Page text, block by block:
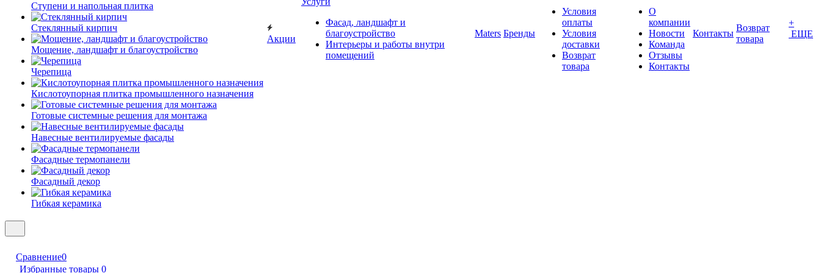
Ступени и напольная плитка
Cтеклянный кирпич
Мощение, ландшафт и благоустройство
Черепица
Кислотоупорная плитка промышленного назначения
Готовые системные решения для монтажа
Навесные вентилируемые фасады
Фасадные термопанели
Фасадный декор
Гибкая керамика
Акции
Фасад, ландшафт и
благоустройство
Интерьеры и работы внутри
помещений
Maters Бренды
Условия
оплаты
Условия
доставки
Возврат
товара
О
компании
Новости
Команда
Отзывы
Контакты
Контакты
Возврат
товара
+
ЕЩЕ
Сравнение0
Избранные товары 0